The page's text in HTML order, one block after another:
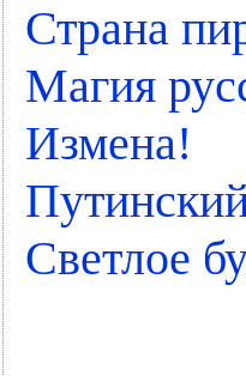
Страна
Магия
Измена!
Светлое